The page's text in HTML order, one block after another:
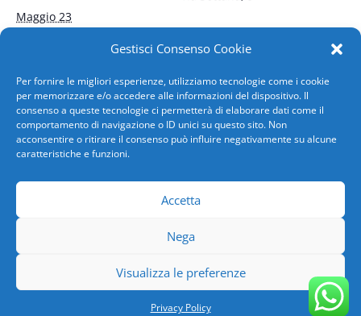
Gestisci Consenso Cookie
Per fornire le migliori esperienze, utilizziamo tecnologie come i cookie
per memorizzare e/o accedere alle informazioni del dispositivo. Il
consenso a queste tecnologie ci permetterà di elaborare dati come il
comportamento di navigazione o ID unici su questo sito. Non
acconsentire o ritirare il consenso può influire negativamente su alcune
caratteristiche e funzioni.
Accetta
Nega
Visualizza le preferenze
Privacy Policy
Maggio 23
Event Category:
Sangue
ARENZANO BOLZANETO – ipercoop
Copyright 2026 AVIS COMUNALE GENOVA | SN-GE-
ASO-118/94 | C.F.00735340101|Privacy Policy |
Powered bySPX Innova